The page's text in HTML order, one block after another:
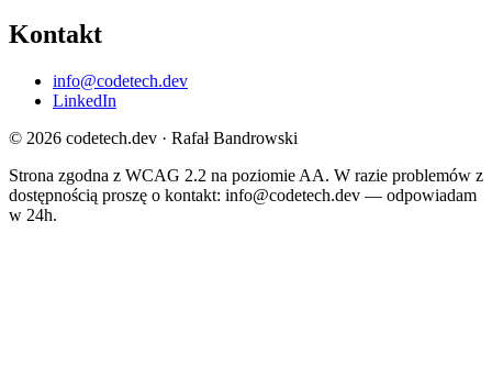
Kontakt
info@codetech.dev
LinkedIn
© 2026 codetech.dev · Rafał Bandrowski
Strona zgodna z WCAG 2.2 na poziomie AA. W razie problemów z
dostępnością proszę o kontakt: info@codetech.dev — odpowiadam
w 24h.